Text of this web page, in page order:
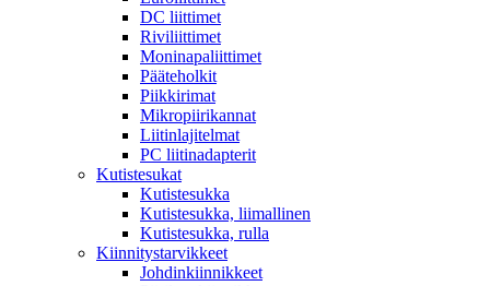
DC liittimet
Riviliittimet
Moninapaliittimet
Pääteholkit
Piikkirimat
Mikropiirikannat
Liitinlajitelmat
PC liitinadapterit
Kutistesukat
Kutistesukka
Kutistesukka, liimallinen
Kutistesukka, rulla
Kiinnitystarvikkeet
Johdinkiinnikkeet